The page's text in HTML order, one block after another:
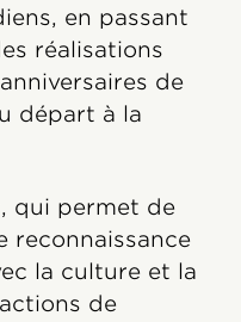
en passant
réalisations
de
départ à la
qui permet de
reconnaissance
la culture et la
de